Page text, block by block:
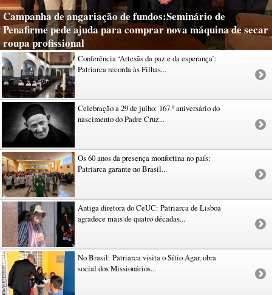
Campanha de angariação de fundos:Seminário de
Penafirme pede ajuda para comprar nova máquina de secar
roupa profissional
Conferência ‘Artesãs da paz e da esperança’:
Patriarca recorda às Filhas...
Celebração a 29 de julho: 167.º aniversário do
nascimento do Padre Cruz...
Os 60 anos da presença monfortina no país:
Patriarca garante no Brasil...
Antiga diretora do CeUC: Patriarca de Lisboa
agradece mais de quatro décadas...
No Brasil: Patriarca visita o Sítio Agar, obra
social dos Missionários...